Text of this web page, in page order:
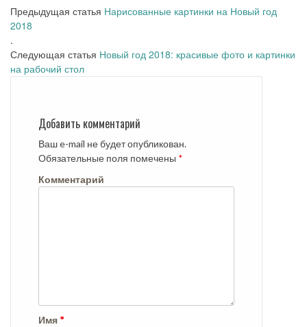
Предыдущая статья Нарисованные картинки на Новый год
2018
.
Следующая статья Новый год 2018: красивые фото и картинки
на рабочий стол
Добавить комментарий
Ваш e-mail не будет опубликован.
Обязательные поля помечены *
Комментарий
Имя *